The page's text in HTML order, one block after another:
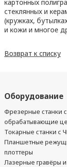
картонных
стеклянных и
(кружках,
и кожи и многое
Возврат к списку
Оборудование
Фрезерные станки
обрабатывающие
Токарные станки с
Планшетные
плоттеры
Лазерные гравёры и